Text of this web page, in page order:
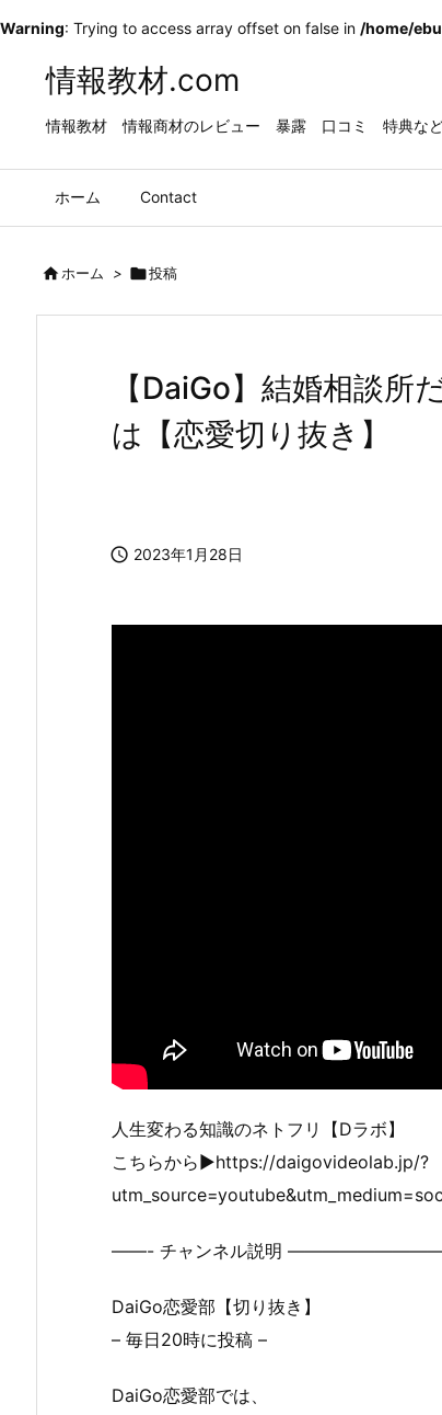
Warning: Trying to access array offset on false in /home/
情報教材.com
情報教材 情報商材のレビュー 暴露 口コミ 特典など
ホーム Contact
ホーム > 投稿
【DaiGo】結婚相談所
は【恋愛切り抜き】
 2023年1月28日
人生変わる知識のネトフリ【Dラボ】
こちらから▶︎https://daigovideolab.jp/?
——- チャンネル説明
DaiGo恋愛部【切り抜き】
– 毎日20時に投稿 –
DaiGo恋愛部では、